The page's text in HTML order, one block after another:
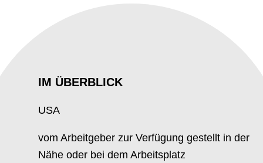
IM ÜBERBLICK
USA
vom Arbeitgeber zur Verfügung gestellt in der
Nähe oder bei dem Arbeitsplatz